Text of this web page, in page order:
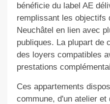
bénéficie du label AE
remplissant les objectifs
Neuchâtel en lien avec
publiques. La plupart de
des loyers compatibles
prestations
Ces appartements
commune, d'un atelier et